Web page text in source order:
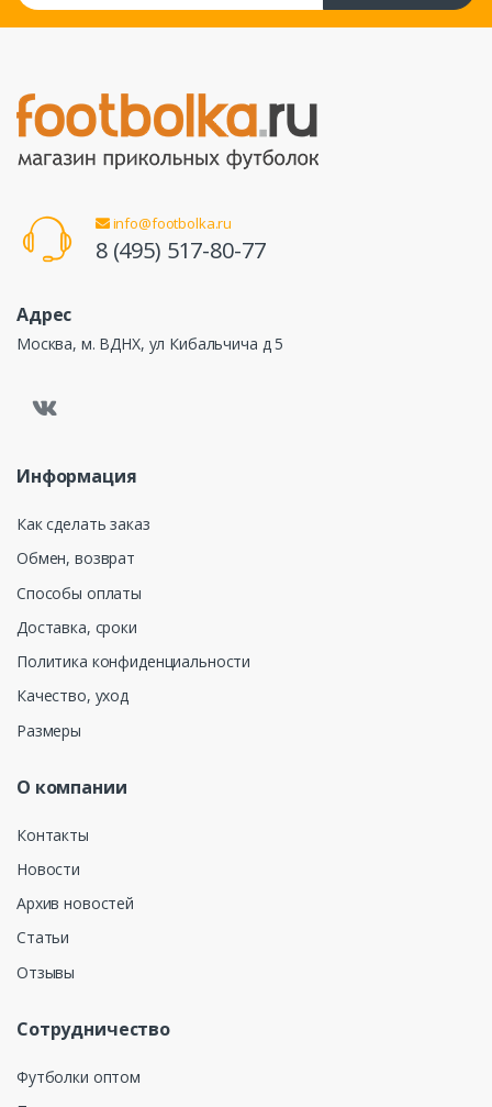
info@footbolka.ru
8 (495) 517-80-77
Адрес
Москва, м. ВДНХ, ул Кибальчича д 5
Информация
Как сделать заказ
Обмен, возврат
Способы оплаты
Доставка, сроки
Политика конфиденциальности
Качество, уход
Размеры
О компании
Контакты
Новости
Архив новостей
Статьи
Отзывы
Сотрудничество
Футболки оптом